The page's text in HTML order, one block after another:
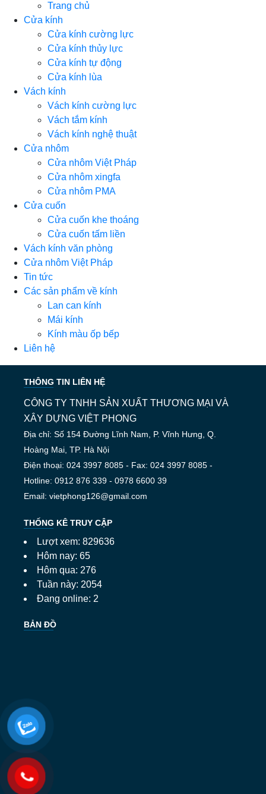
Trang chủ
Cửa kính
Cửa kính cường lực
Cửa kính thủy lực
Cửa kính tự động
Cửa kính lùa
Vách kính
Vách kính cường lực
Vách tắm kính
Vách kính nghệ thuật
Cửa nhôm
Cửa nhôm Việt Pháp
Cửa nhôm xingfa
Cửa nhôm PMA
Cửa cuốn
Cửa cuốn khe thoáng
Cửa cuốn tấm liền
Vách kính văn phòng
Cửa nhôm Việt Pháp
Tin tức
Các sản phẩm về kính
Lan can kính
Mái kính
Kính màu ốp bếp
Liên hệ
THÔNG TIN LIÊN HỆ
CÔNG TY TNHH SẢN XUẤT THƯƠNG MẠI VÀ
XÂY DỰNG VIỆT PHONG
Địa chỉ: Số 154 Đường Lĩnh Nam, P. Vĩnh Hưng, Q.
Hoàng Mai, TP. Hà Nội
Điện thoại: 024 3997 8085 - Fax: 024 3997 8085 -
Hotline: 0912 876 339 - 0978 6600 39
Email: vietphong126@gmail.com
THỐNG KÊ TRUY CẬP
Lượt xem: 829636
Hôm nay: 65
Hôm qua: 276
Tuần này: 2054
Đang online: 2
BẢN ĐỒ